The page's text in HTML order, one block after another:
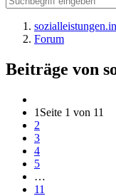
Forum
Beiträge von
1 Seite 1 von 11
2
3
4
5
…
11